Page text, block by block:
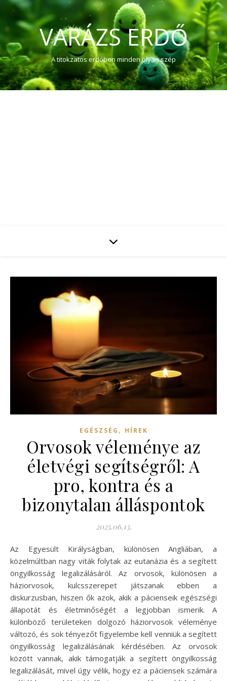
VARÁZS ERDŐ
A titokzatos erdőben minden olyan szép
EGÉSZSÉG , HÍREK
Orvosok véleménye az
életvégi segítségről: A
pro, kontra és a
bizonytalan álláspontok
2025.06.13.
Az Egyesült Királyságban, különösen Angliában, a
közelmúltban nagy viták folytak az eutanázia és a segített
öngyilkosság legalizálásáról. Az orvosok, különösen a
háziorvosok, kulcsszerepet játszanak ebben a
diskurzusban, hiszen ők azok, akik a pácienseik egészségi
állapotát és életminőségét a legjobban ismerik. A
különböző területeken dolgozó háziorvosok véleménye
változó, és sok tényezőt figyelembe kell venniük a segített
öngyilkosság legalizálásának kérdésében. Az orvosok
között vannak, akik támogatják a segített öngyilkosság
legalizálását, mivel úgy vélik, hogy ez a páciensek számára